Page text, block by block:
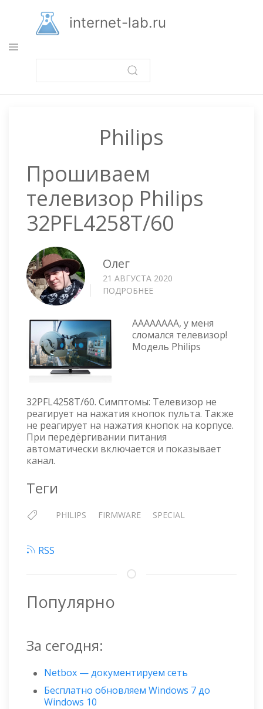
основному
содержанию
internet-lab.ru
Philips
Прошиваем
телевизор Philips
32PFL4258T/60
Олег
21 АВГУСТА 2020
ПОДРОБНЕЕ
PHILIPS
32PFL4258T/60
АААААААА, у меня
сломался телевизор!
Модель Philips
32PFL4258T/60. Симптомы: Телевизор не
реагирует на нажатия кнопок пульта. Также
не реагирует на нажатия кнопок на корпусе.
При передёргивании питания
автоматически включается и показывает
канал.
Теги
PHILIPS FIRMWARE SPECIAL
RSS
Популярно
За сегодня:
Netbox — документируем сеть
Бесплатно обновляем Windows 7 до
Windows 10